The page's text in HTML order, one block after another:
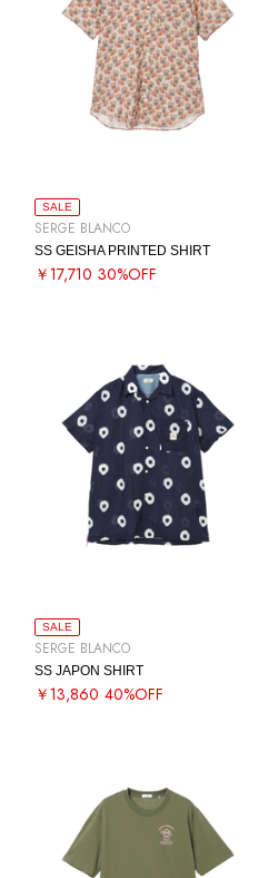
SALE
SERGE BLANCO
SS GEISHA PRINTED SHIRT
￥17,710 30%OFF
SALE
SERGE BLANCO
SS JAPON SHIRT
￥13,860 40%OFF